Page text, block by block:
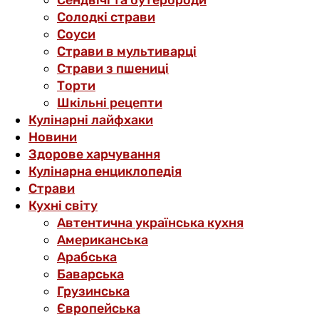
Солодкі страви
Соуси
Страви в мультиварці
Страви з пшениці
Торти
Шкільні рецепти
Кулінарні лайфхаки
Новини
Здорове харчування
Кулінарна енциклопедія
Страви
Кухні світу
Автентична українська кухня
Американська
Арабська
Баварська
Грузинська
Європейська